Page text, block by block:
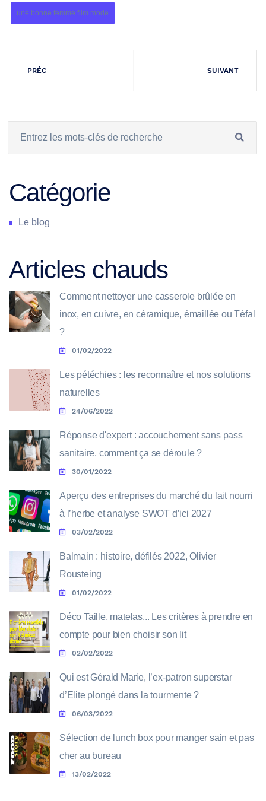
une bonne femme film mode
PRÉC SUIVANT
Catégorie
Le blog
Articles chauds
Comment nettoyer une casserole brûlée en
inox, en cuivre, en céramique, émaillée ou Téfal
?
01/02/2022
Les pétéchies : les reconnaître et nos solutions
naturelles
24/06/2022
Réponse d'expert : accouchement sans pass
sanitaire, comment ça se déroule ?
30/01/2022
Aperçu des entreprises du marché du lait nourri
à l’herbe et analyse SWOT d’ici 2027
03/02/2022
Balmain : histoire, défilés 2022, Olivier
Rousteing
01/02/2022
Déco Taille, matelas... Les critères à prendre en
compte pour bien choisir son lit
02/02/2022
Qui est Gérald Marie, l’ex-patron superstar
d’Elite plongé dans la tourmente ?
06/03/2022
Sélection de lunch box pour manger sain et pas
cher au bureau
13/02/2022